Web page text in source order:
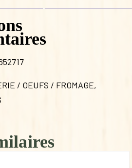
/ OEUFS / FROMAGE,